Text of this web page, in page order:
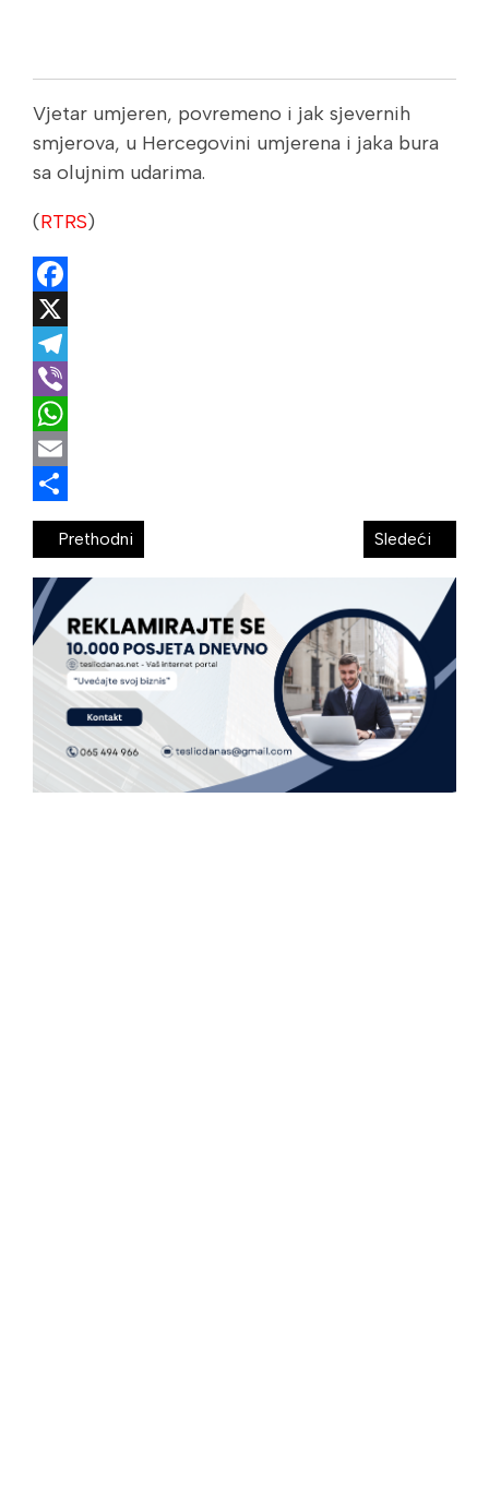
Vjetar umjeren, povremeno i jak sjevernih
smjerova, u Hercegovini umjerena i jaka bura
sa olujnim udarima.
(RTRS)
Facebook
X
Telegram
Viber
WhatsApp
Email
Share
Prethodni Sledeći